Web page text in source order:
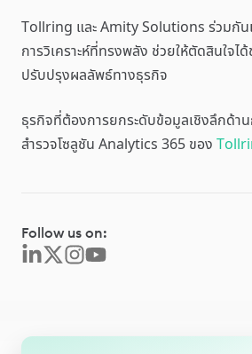
Tollring และ Amity Solutions ร่วมกั
การวิเคราะห์ที่ทรงพลัง ช่วยให้ตัดสินใจ
ปรับปรุงผลลัพธ์ทางธุรกิจ
ธุรกิจที่ต้องการยกระดับข้อมูลเชิงลึกด้าน
สำรวจโซลูชัน Analytics 365 ของ
Follow us on: